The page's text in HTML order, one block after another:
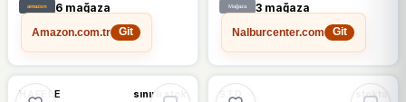
6 mağaza
Amazon.com.tr
Git
3 mağaza
Nalburcenter.com
Git
%57 DÜŞTÜ
HAFELE sınırlı stok %40 DÜŞTÜ
STD stokta